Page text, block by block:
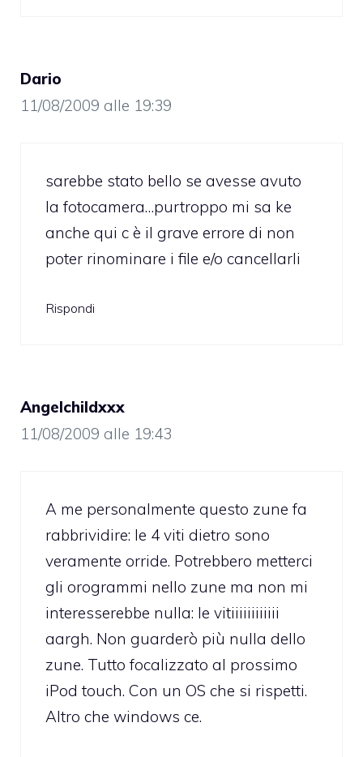
Dario
11/08/2009 alle 19:39
sarebbe stato bello se avesse avuto
la fotocamera…purtroppo mi sa ke
anche qui c è il grave errore di non
poter rinominare i file e/o cancellarli
Rispondi
Angelchildxxx
11/08/2009 alle 19:43
A me personalmente questo zune fa
rabbrividire: le 4 viti dietro sono
veramente orride. Potrebbero metterci
gli orogrammi nello zune ma non mi
interesserebbe nulla: le vitiiiiiiiiiiii
aargh. Non guarderò più nulla dello
zune. Tutto focalizzato al prossimo
iPod touch. Con un OS che si rispetti.
Altro che windows ce.